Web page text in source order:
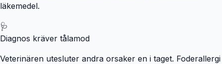
läkemedel.
🩺
Diagnos kräver tålamod
Veterinären utesluter andra orsaker en i taget. Foderallergi